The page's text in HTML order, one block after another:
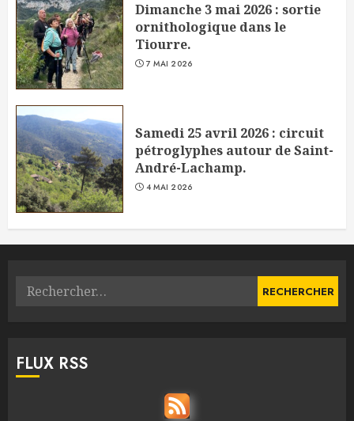
Dimanche 3 mai 2026 : sortie
ornithologique dans le
Tiourre.
7 MAI 2026
Samedi 25 avril 2026 : circuit
pétroglyphes autour de Saint-
André-Lachamp.
4 MAI 2026
Rechercher :
FLUX RSS